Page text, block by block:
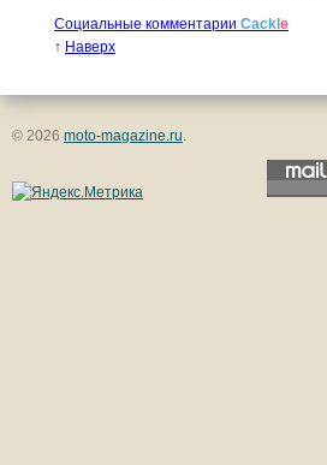
Социальные комментарии Cackl e
↑ Наверх
© 2026 moto-magazine.ru.